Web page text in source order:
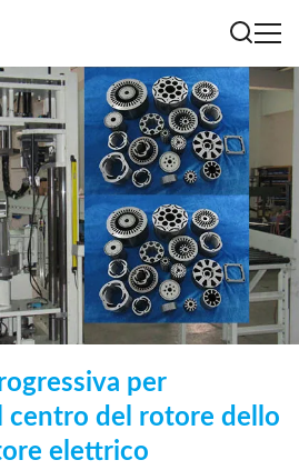
per
centro del rotore dello
elettrico